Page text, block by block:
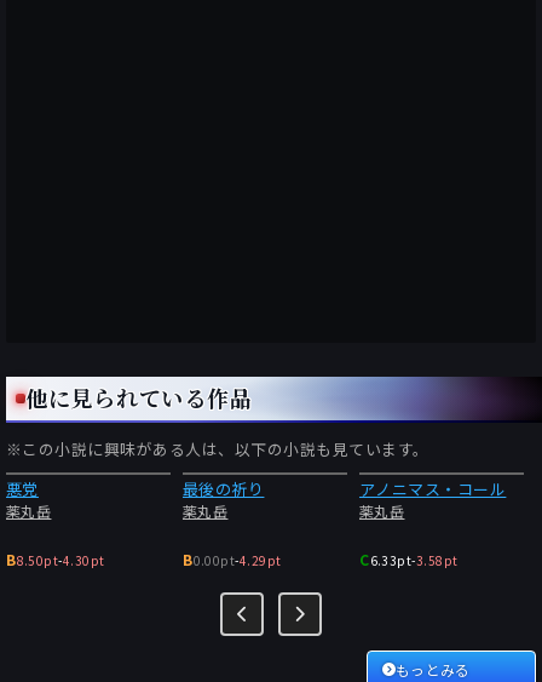
他に見られている作品
※この小説に興味がある人は、以下の小説も見ています。
悪党
薬丸岳
B8.50pt-4.30pt
最後の祈り
薬丸岳
B0.00pt-4.29pt
アノニマス・コール
薬丸岳
C6.33pt-3.58pt
もっとみる